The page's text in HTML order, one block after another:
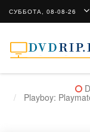
СУББОТА, 08-08-26
Playboy: